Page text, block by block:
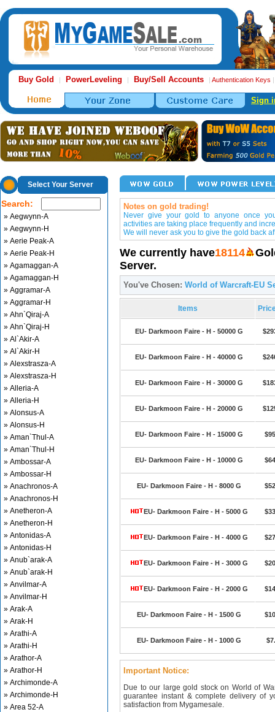
Buy Gold | PowerLeveling | Buy/Sell Accounts | Authentication Keys
Sign
Select Your Server
Search:
» Aegwynn-A
» Aegwynn-H
» Aerie Peak-A
» Aerie Peak-H
» Agamaggan-A
» Agamaggan-H
» Aggramar-A
» Aggramar-H
» Ahn`Qiraj-A
» Ahn`Qiraj-H
» Al`Akir-A
» Al`Akir-H
» Alexstrasza-A
» Alexstrasza-H
» Alleria-A
» Alleria-H
» Alonsus-A
» Alonsus-H
» Aman`Thul-A
» Aman`Thul-H
» Ambossar-A
» Ambossar-H
» Anachronos-A
» Anachronos-H
» Anetheron-A
» Anetheron-H
» Antonidas-A
» Antonidas-H
» Anub`arak-A
» Anub`arak-H
» Anvilmar-A
» Anvilmar-H
» Arak-A
» Arak-H
» Arathi-A
» Arathi-H
» Arathor-A
» Arathor-H
» Archimonde-A
» Archimonde-H
» Area 52-A
Notes on gold trading!
Never give your gold to anyone once
activities are taking place frequently and
We will never ask you to give the gold back
We currently have18114
Server.
You've Chosen: World of Warcraft-EU
Items
EU- Darkmoon Faire - H - 50000 G
EU- Darkmoon Faire - H - 40000 G
EU- Darkmoon Faire - H - 30000 G
EU- Darkmoon Faire - H - 20000 G
EU- Darkmoon Faire - H - 15000 G
EU- Darkmoon Faire - H - 10000 G
EU- Darkmoon Faire - H - 8000 G
EU- Darkmoon Faire - H - 5000 G
EU- Darkmoon Faire - H - 4000 G
EU- Darkmoon Faire - H - 3000 G
EU- Darkmoon Faire - H - 2000 G
EU- Darkmoon Faire - H - 1500 G
EU- Darkmoon Faire - H - 1000 G
Important Notice:
Due to our large gold stock on World of
guarantee instant & complete delivery of
satisfaction from Mygamesale.